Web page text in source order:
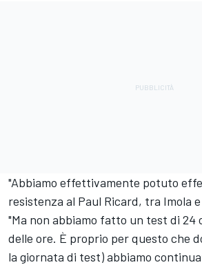
"Abbiamo effettivamente potuto
resistenza al Paul Ricard, tra Imola
"Ma non abbiamo fatto un test di 24
delle ore. È proprio per questo che
la giornata di test) abbiamo